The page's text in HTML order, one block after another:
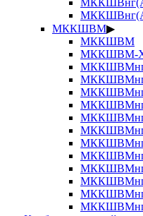
МККШВМ▶
МККШВМ
МККШВМ-